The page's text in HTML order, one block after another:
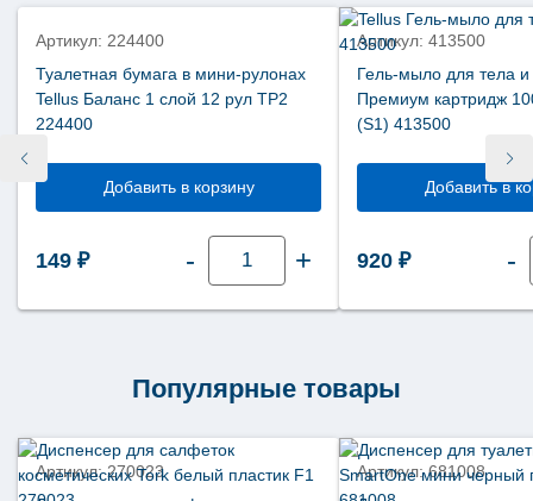
Артикул: 224400
Туалетная бумага в мини-рулонах
Tellus Баланс 1 слой 12 рул ТP2
224400
Добавить в корзину
149 ₽ -
Количество
товара
в
1
слой
рул
ТP2
224400
+
Артикул: 413500
Гель-мыло для тела и
Премиум картридж
(S1) 413500
Добавить в
920 ₽ -
Популярные товары
Артикул: 270023
Артикул: 681008